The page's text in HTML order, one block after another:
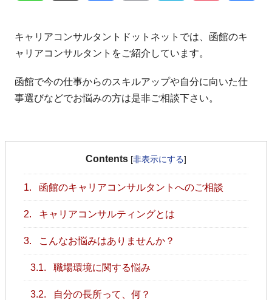
キャリアコンサルタントドットネットでは、函館のキ
ャリアコンサルタントをご紹介しています。
函館で今の仕事からのスキルアップや自分に向いた仕
事選びなどでお悩みの方は是非ご相談下さい。
Contents [非表示にする]
1. 函館のキャリアコンサルタントへのご相談
2. キャリアコンサルティングとは
3. こんなお悩みはありませんか？
3.1. 職場環境に関する悩み
3.2. 自分の長所って、何？